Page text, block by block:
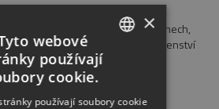
nejzajímavější, nejpraktičtější a
které potřebujete o dřevěných oknech,
stěnách a ostatním příslušenství
radami a tipy.
×
webové
používají
cookie.
používají soubory cookie